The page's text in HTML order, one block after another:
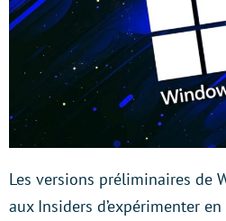
Les versions préliminaires de
aux Insiders d’expérimenter